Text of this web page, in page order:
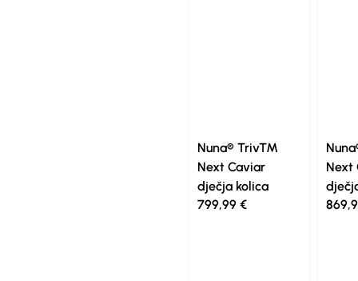
Nuna® Triv™
Next Caviar
dječja kolica
799,99 €
Next